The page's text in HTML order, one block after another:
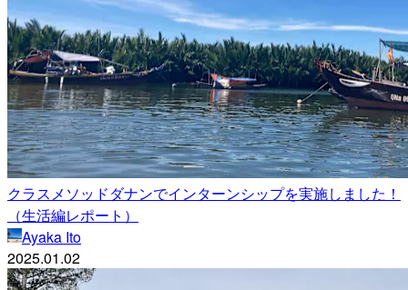
クラスメソッドダナンでインターンシップを実施しました！
（生活編レポート）
Ayaka Ito
2025.01.02